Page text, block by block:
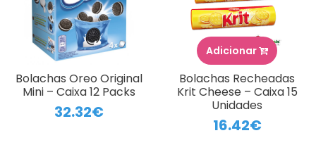
Bolachas Oreo Original
Mini – Caixa 12 Packs
32.32€
Adicionar
Bolachas Recheadas
Krit Cheese – Caixa 15
Unidades
16.42€